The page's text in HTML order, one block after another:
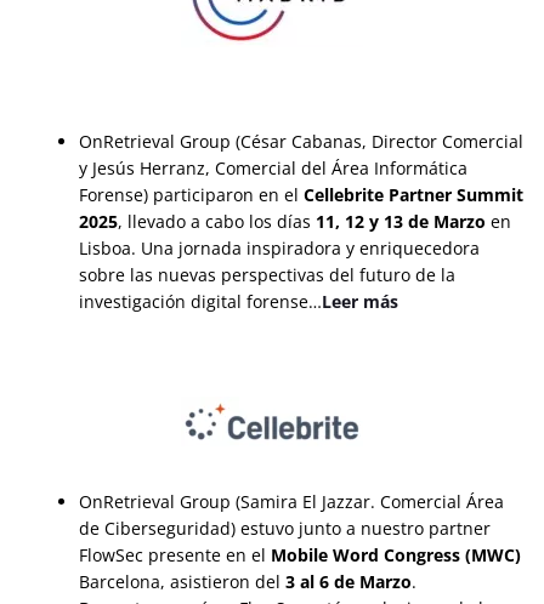
OnRetrieval Group (César Cabanas, Director Comercial
y Jesús Herranz, Comercial del Área Informática
Forense) participaron en el Cellebrite Partner Summit
2025, llevado a cabo los días 11, 12 y 13 de Marzo en
Lisboa. Una jornada inspiradora y enriquecedora
sobre las nuevas perspectivas del futuro de la
investigación digital forense…Leer más
OnRetrieval Group (Samira El Jazzar. Comercial Área
de Ciberseguridad) estuvo junto a nuestro partner
FlowSec presente en el Mobile Word Congress (MWC)
Barcelona, asistieron del 3 al 6 de Marzo.